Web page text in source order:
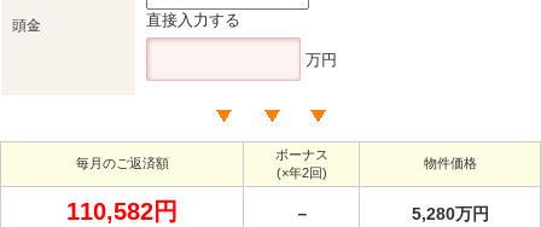
頭金 直接入力する
万円
毎月のご返済額
ボーナス
(×年2回)
物件価格
110,582円 － 5,280万円